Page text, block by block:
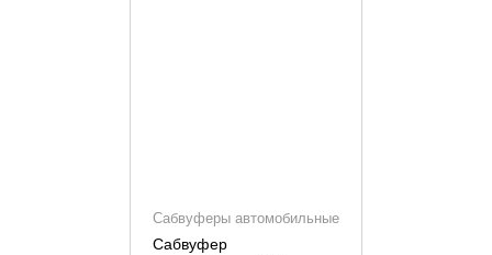
Сабвуферы автомобильные
Сабвуфер